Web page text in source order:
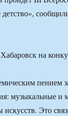
пением
музыкальные и
Это